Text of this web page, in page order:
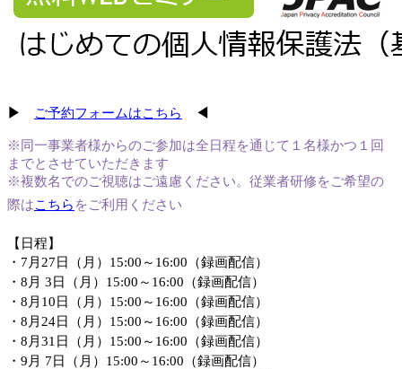
▶ ご予約フォームはこちら ◀
※同一事業者様からのご参加は全日程を通じて１名様かつ １回
までとさせていただきます
※複数名でのご視聴はご遠慮ください。 従業者研修をご希望の
際はこちら をご利用ください
【日程】
・7 月27日（月）15:00～16:00（録画配信）
・8 月 3日（月）15:00～16:00（録画配信）
・ 8月10日（月）15:00～16:00（録画配信）
・ 8月24日（月）15:00～16:00（録画配信）
・ 8月31日（月）15:00～16:00（録画配信）
・ 9月 7日（月）15:00～16:00（録画配信）